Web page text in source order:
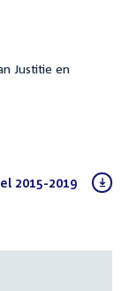
Justitie en
2015-2019(PDF)